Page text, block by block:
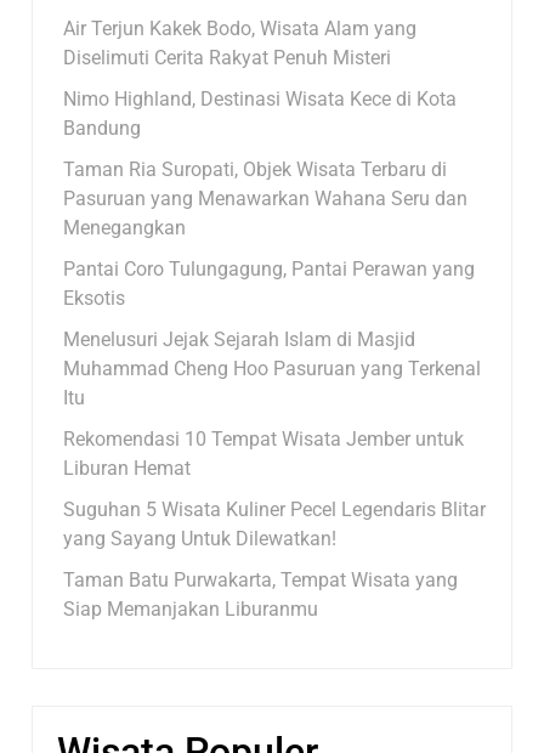
Air Terjun Kakek Bodo, Wisata Alam yang
Diselimuti Cerita Rakyat Penuh Misteri
Nimo Highland, Destinasi Wisata Kece di Kota
Bandung
Taman Ria Suropati, Objek Wisata Terbaru di
Pasuruan yang Menawarkan Wahana Seru dan
Menegangkan
Pantai Coro Tulungagung, Pantai Perawan yang
Eksotis
Menelusuri Jejak Sejarah Islam di Masjid
Muhammad Cheng Hoo Pasuruan yang Terkenal
Itu
Rekomendasi 10 Tempat Wisata Jember untuk
Liburan Hemat
Suguhan 5 Wisata Kuliner Pecel Legendaris Blitar
yang Sayang Untuk Dilewatkan!
Taman Batu Purwakarta, Tempat Wisata yang
Siap Memanjakan Liburanmu